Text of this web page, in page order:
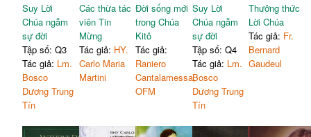
Suy Lời
Chúa ngẫm
sự đời
Tập số: Q3
Tác giả: Lm.
Bosco
Dương Trung
Tín
Các thừa tác
viên Tin
Mừng
Tác giả: HY.
Carlo Maria
Martini
Đời sống mới
trong Chúa
Kitô
Tác giả:
Raniero
Cantalamessa,
OFM
Suy Lời
Chúa ngẫm
sự đời
Tập số: Q4
Tác giả: Lm.
Bosco
Dương Trung
Tín
Thưởng thức
Lời Chúa
Tác giả: Fr.
Bernard
Gaudeul